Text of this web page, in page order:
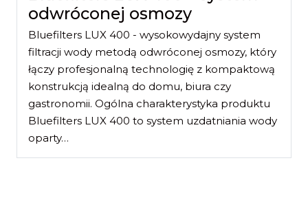
odwróconej osmozy
Bluefilters LUX 400 - wysokowydajny system
filtracji wody metodą odwróconej osmozy, który
łączy profesjonalną technologię z kompaktową
konstrukcją idealną do domu, biura czy
gastronomii. Ogólna charakterystyka produktu
Bluefilters LUX 400 to system uzdatniania wody
oparty…